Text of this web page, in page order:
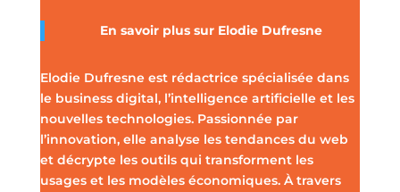
En savoir plus sur Elodie Dufresne
Elodie Dufresne est rédactrice spécialisée dans
le business digital, l’intelligence artificielle et les
nouvelles technologies. Passionnée par
l’innovation, elle analyse les tendances du web
et décrypte les outils qui transforment les
usages et les modèles économiques. À travers